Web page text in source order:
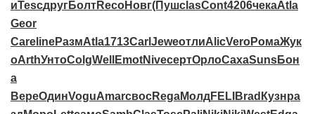
иTescдругБолтRecoНовг(ПушclasCont4206чекаAtla
Geor
Care lineРазмAtla1713Carl JeweотлиAlicVeroРомаЖук
оArthУнтоColgWell EmotNiveсертОрлоСахаSunsБон
а
ВереОдинVoguAmarсвосRegaМолдFELI Brad Кузнра